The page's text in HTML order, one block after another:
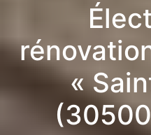
«